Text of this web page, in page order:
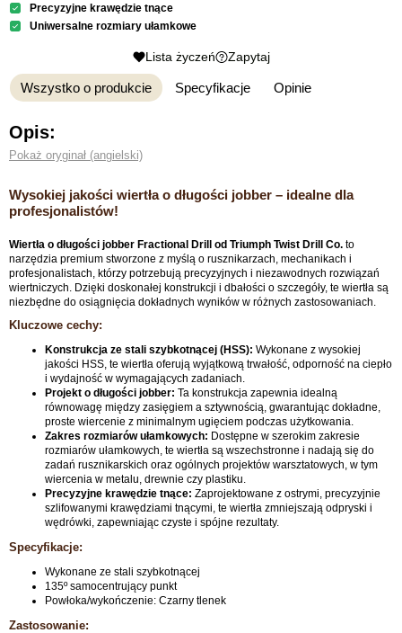
Precyzyjne krawędzie tnące
Uniwersalne rozmiary ułamkowe
Lista życzeń Zapytaj
Wszystko o produkcie Specyfikacje Opinie
Opis:
Pokaż oryginał (angielski)
Wysokiej jakości wiertła o długości jobber – idealne dla
profesjonalistów!
Wiertła o długości jobber Fractional Drill od Triumph Twist Drill Co. to
narzędzia premium stworzone z myślą o rusznikarzach, mechanikach i
profesjonalistach, którzy potrzebują precyzyjnych i niezawodnych rozwiązań
wiertniczych. Dzięki doskonałej konstrukcji i dbałości o szczegóły, te wiertła są
niezbędne do osiągnięcia dokładnych wyników w różnych zastosowaniach.
Kluczowe cechy:
Konstrukcja ze stali szybkotnącej (HSS): Wykonane z wysokiej
jakości HSS, te wiertła oferują wyjątkową trwałość, odporność na ciepło
i wydajność w wymagających zadaniach.
Projekt o długości jobber: Ta konstrukcja zapewnia idealną
równowagę między zasięgiem a sztywnością, gwarantując dokładne,
proste wiercenie z minimalnym ugięciem podczas użytkowania.
Zakres rozmiarów ułamkowych: Dostępne w szerokim zakresie
rozmiarów ułamkowych, te wiertła są wszechstronne i nadają się do
zadań rusznikarskich oraz ogólnych projektów warsztatowych, w tym
wiercenia w metalu, drewnie czy plastiku.
Precyzyjne krawędzie tnące: Zaprojektowane z ostrymi, precyzyjnie
szlifowanymi krawędziami tnącymi, te wiertła zmniejszają odpryski i
wędrówki, zapewniając czyste i spójne rezultaty.
Specyfikacje:
Wykonane ze stali szybkotnącej
135º samocentrujący punkt
Powłoka/wykończenie: Czarny tlenek
Zastosowanie: